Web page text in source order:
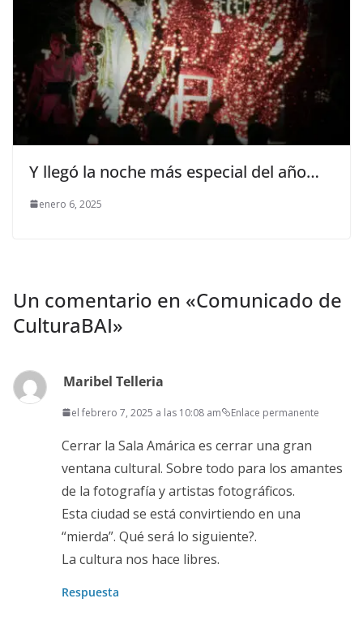
Y llegó la noche más especial del año…
enero 6, 2025
Un comentario en «Comunicado de
CulturaBAI»
Maribel Telleria
el febrero 7, 2025 a las 10:08 am Enlace permanente
Cerrar la Sala Amárica es cerrar una gran
ventana cultural. Sobre todo para los amantes
de la fotografía y artistas fotográficos.
Esta ciudad se está convirtiendo en una
“mierda”. Qué será lo siguiente?.
La cultura nos hace libres.
Respuesta